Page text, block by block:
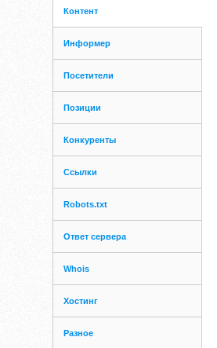
Контент
Информер
Посетители
Позиции
Конкуренты
Ссылки
Robots.txt
Ответ сервера
Whois
Хостинг
Разное